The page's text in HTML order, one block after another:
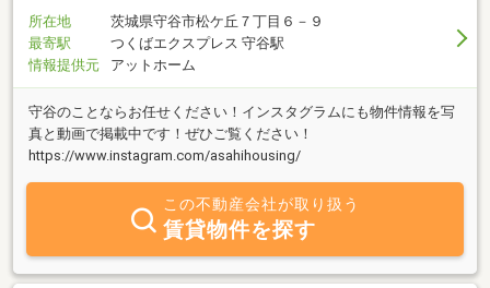
所在地
茨城県守谷市松ケ丘７丁目６－９
最寄駅
つくばエクスプレス 守谷駅
情報提供元
アットホーム
守谷のことならお任せください！インスタグラムにも物件情報を写
真と動画で掲載中です！ぜひご覧ください！
https://www.instagram.com/asahihousing/
この不動産会社が取り扱う
賃貸物件を探す